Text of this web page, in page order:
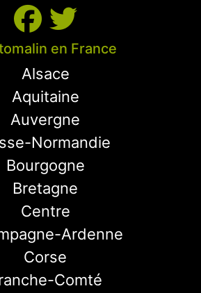
en France
Alsace
Aquitaine
Auvergne
Normandie
Bourgogne
Bretagne
Centre
Ardenne
Corse
Comté